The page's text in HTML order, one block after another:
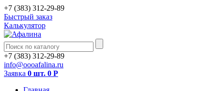
+7 (383) 312-29-89
Быстрый заказ
Калькулятор
+7 (383) 312-29-89
info@oooafalina.ru
Заявка 0 шт. 0 Р